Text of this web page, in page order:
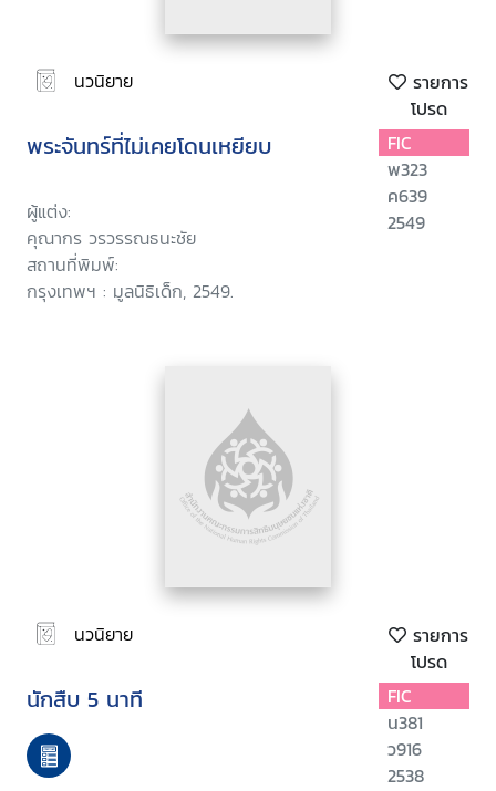
นวนิยาย
รายการ
โปรด
พระจันทร์ที่ไม่เคยโดนเหยียบ
ผู้แต่ง:
คุณากร วรวรรณธนะชัย
สถานที่พิมพ์:
กรุงเทพฯ : มูลนิธิเด็ก, 2549.
FIC
พ323
ค639
2549
นวนิยาย
รายการ
โปรด
นักสืบ 5 นาที
FIC
น381
ว916
2538